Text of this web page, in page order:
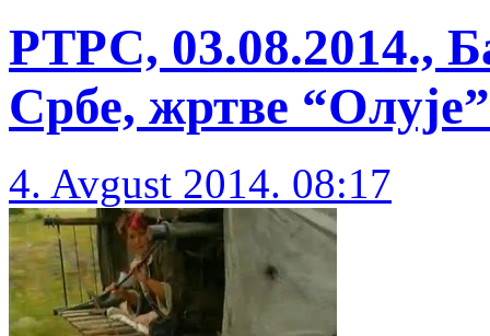
РТРС, 03.08.2014.,
Србе, жртве
4. Avgust 2014. 08:17